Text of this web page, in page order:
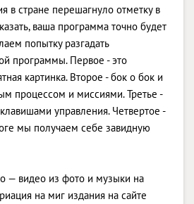
в стране перешагнуло отметку в
ваша программа точно будет
попытку разгадать
программы. Первое - это
картинка. Второе - бок о бок и
процессом и миссиями. Третье -
управления. Четвертое -
мы получаем себе завидную
— видео из фото и музыки на
на миг издания на сайте